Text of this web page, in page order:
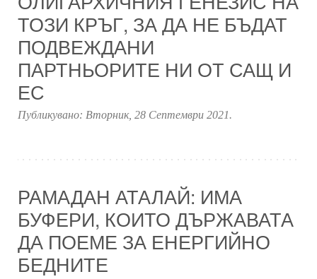
ТОЗИ КРЪГ, ЗА ДА НЕ БЪДАТ
ПОДВЕЖДАНИ
ПАРТНЬОРИТЕ НИ ОТ САЩ И
ЕС
Публикувано: Вторник, 28 Септември 2021.
РАМАДАН АТАЛАЙ: ИМА
БУФЕРИ, КОИТО ДЪРЖАВАТА
ДА ПОЕМЕ ЗА ЕНЕРГИЙНО
БЕДНИТЕ